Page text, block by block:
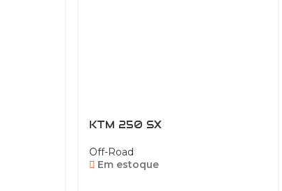
KTM 250 SX
Off-Road
Em estoque